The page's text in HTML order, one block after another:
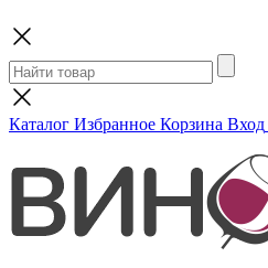
Каталог Избранное Корзина Вход